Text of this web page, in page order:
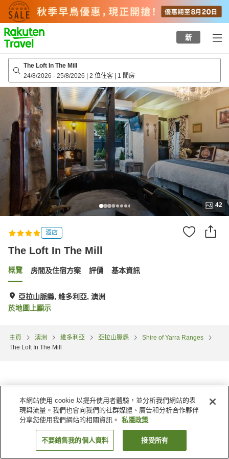
to
top
page
新
The Loft In The Mill
24/8/2026 - 25/8/2026 | 2 位住客 | 1 間房
42
酒店
The Loft In The Mill
概覽 房間及住宿方案 評價 基本資訊
亞拉山脈縣, 維多利亞, 澳洲
於地圖上顯示
主頁 澳洲 維多利亞 亞拉山脈縣
Shire of Yarra Ranges
The Loft In The Mill
找客房
本網站使用 cookie 以提升使用者體驗，並分析我們網站的表
現與流量。我們也會向我們的社群媒體、廣告和分析合作夥伴
分享您使用我們網站的相關資訊。
私隱政策
不要銷售我的個人資料 接受所有